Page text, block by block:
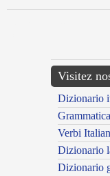
Visitez
Dizionario
Verbi
Dizionario
Dizionario